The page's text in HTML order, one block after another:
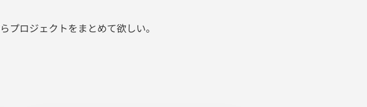
ロジェクトをまとめて欲しい。